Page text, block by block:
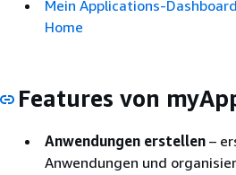
Mein Applications-
Home
Features von
Anwendungen erstellen –
Anwendungen und